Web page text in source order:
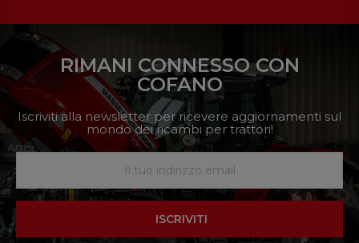
RIMANI CONNESSO CON
COFANO
Iscriviti alla newsletter per ricevere aggiornamenti sul
mondo dei ricambi per trattori!
ISCRIVITI